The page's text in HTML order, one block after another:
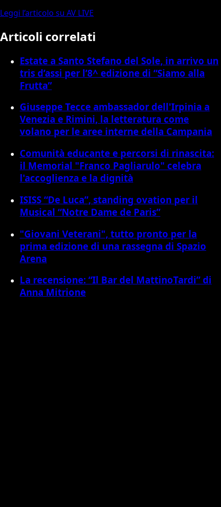
Leggi l’articolo su AV LIVE
Articoli correlati
Estate a Santo Stefano del Sole, in arrivo un
tris d’assi per l’8^ edizione di “Siamo alla
Frutta”
Giuseppe Tecce ambassador dell'Irpinia a
Venezia e Rimini, la letteratura come
volano per le aree interne della Campania
Comunità educante e percorsi di rinascita:
il Memorial "Franco Pagliarulo" celebra
l'accoglienza e la dignità
ISISS “De Luca”, standing ovation per il
Musical “Notre Dame de Paris”
"Giovani Veterani", tutto pronto per la
prima edizione di una rassegna di Spazio
Arena
La recensione: “Il Bar del MattinoTardi” di
Anna Mitrione